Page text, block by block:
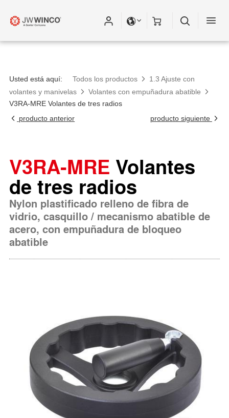
Usted está aquí: Todos los productos
1.3 Ajuste con
volantes y manivelas
Volantes con empuñadura abatible
V3RA-MRE Volantes de tres radios
producto anterior
producto siguiente
V3RA-MRE Volantes
de tres radios
Nylon plastificado relleno de fibra de
vidrio, casquillo / mecanismo abatible de
acero, con empuñadura de bloqueo
abatible